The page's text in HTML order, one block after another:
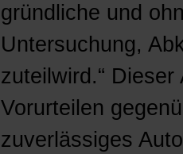
gründliche und
Untersuchung,
zuteilwird.“
Vorurteilen
zuverlässiges